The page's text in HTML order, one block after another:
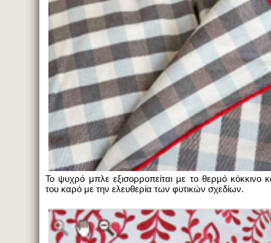
Το ψυχρό μπλε εξισορροπείται με το θερμό κόκκινο
του καρό με την ελευθερία των φυτικών σχεδίων.